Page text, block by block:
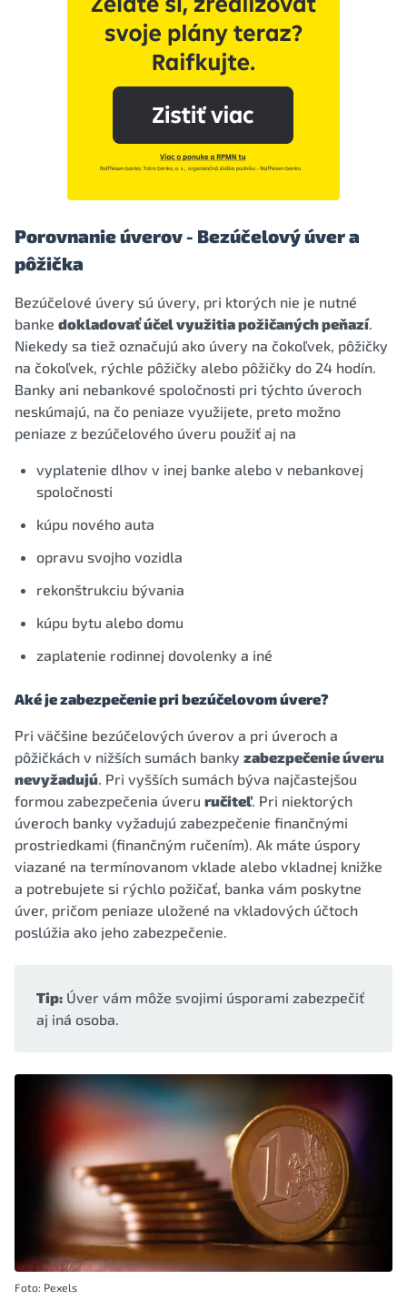
Porovnanie úverov - Bezúčelový úver a
pôžička
Bezúčelové úvery sú úvery, pri ktorých nie je nutné
banke dokladovať účel využitia požičaných peňazí.
Niekedy sa tiež označujú ako úvery na čokoľvek, pôžičky
na čokoľvek, rýchle pôžičky alebo pôžičky do 24 hodín.
Banky ani nebankové spoločnosti pri týchto úveroch
neskúmajú, na čo peniaze využijete, preto možno
peniaze z bezúčelového úveru použiť aj na
vyplatenie dlhov v inej banke alebo v nebankovej
spoločnosti
kúpu nového auta
opravu svojho vozidla
rekonštrukciu bývania
kúpu bytu alebo domu
zaplatenie rodinnej dovolenky a iné
Aké je zabezpečenie pri bezúčelovom úvere?
Pri väčšine bezúčelových úverov a pri úveroch a
pôžičkách v nižších sumách banky zabezpečenie úveru
nevyžadujú. Pri vyšších sumách býva najčastejšou
formou zabezpečenia úveru ručiteľ. Pri niektorých
úveroch banky vyžadujú zabezpečenie finančnými
prostriedkami (finančným ručením). Ak máte úspory
viazané na termínovanom vklade alebo vkladnej knižke
a potrebujete si rýchlo požičať, banka vám poskytne
úver, pričom peniaze uložené na vkladových účtoch
poslúžia ako jeho zabezpečenie.
Tip: Úver vám môže svojimi úsporami zabezpečiť
aj iná osoba.
Foto: Pexels